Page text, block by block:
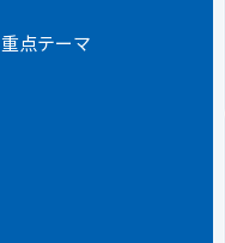
重点テーマ